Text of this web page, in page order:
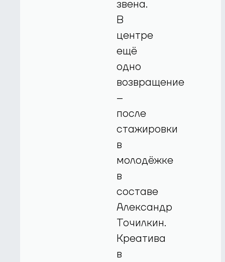
звена.
В
центре
ещё
одно
возвращение
–
после
стажировки
в
молодёжке
в
составе
Александр
Точилкин.
Креатива
в